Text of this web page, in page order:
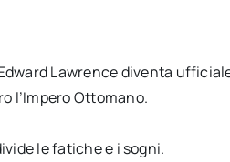
Lawrence diventa
l’Impero Ottomano.
le fatiche e i sogni.